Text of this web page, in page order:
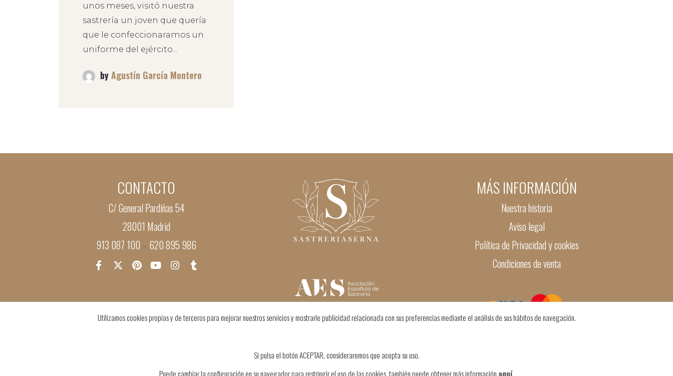
unos meses, visitó nuestra
sastrería un joven que quería
que le confeccionaramos un
uniforme del ejército...
byAgustín García Montero
CONTACTO
C/ General Pardiñas 54
28001 Madrid
913 087 100 – 620 895 986
MÁS INFORMACIÓN
Nuestra historia
Aviso legal
Política de Privacidad y cookies
Condiciones de venta
Utilizamos cookies propias y de terceros para mejorar nuestros servicios y mostrarle publicidad relacionada con sus preferencias mediante el análisis de sus hábitos de navegación.
Si pulsa el botón ACEPTAR, consideraremos que acepta su uso.
Puede cambiar la configuración en su navegador para restringir el uso de las cookies, también puede obtener más información aquí.